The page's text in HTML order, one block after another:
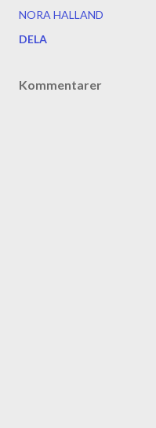
NORA HALLAND
DELA
Kommentarer